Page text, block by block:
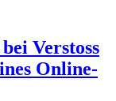
Verstoss
Online-